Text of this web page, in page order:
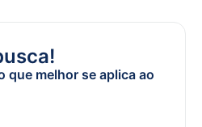
que melhor se aplica ao